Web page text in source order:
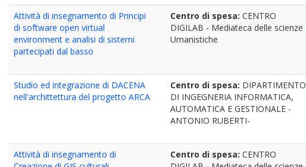
Attività di insegnamento di Principi
di software open virtual
environment e analisi di sistemi
partecipati dal basso
Centro di spesa: CENTRO
DIGILAB - Mediateca delle scienze
Umanistiche
Studio ed integrazione di DACENA
nell'archittettura del progetto ARCA
Centro di spesa: DIPARTIMENTO
DI INGEGNERIA INFORMATICA,
AUTOMATICA E GESTIONALE -
ANTONIO RUBERTI-
Attività di insegnamento di
Centro di spesa: CENTRO